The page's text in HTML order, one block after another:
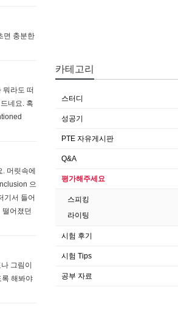
면 충분한
뭐라도 떠
네요. 혹
머릿속에
으
기서 들어
어졌던
그림이
해봐야
카테고리
스터디
성공기
PTE 자유게시판
Q&A
평가해주세요
스피킹
라이팅
시험 후기
시험 Tips
공부 자료